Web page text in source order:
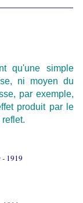
qu'une simple
ni moyen du
par exemple,
produit par le
- 1919